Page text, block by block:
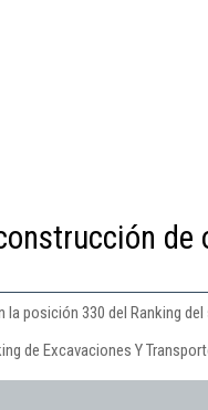
de
posición 330 del Ranking
de Excavaciones Y